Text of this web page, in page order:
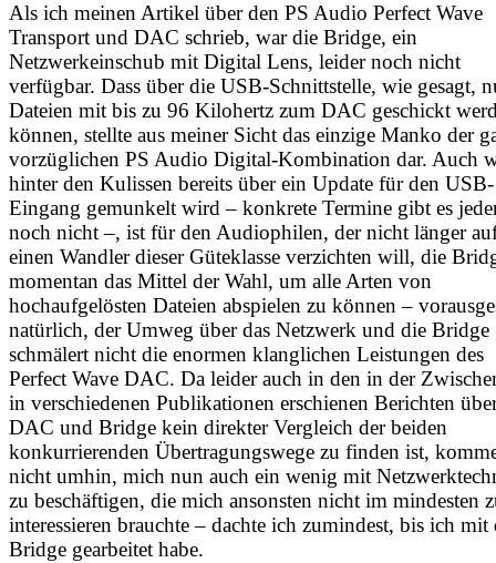
Als ich meinen Artikel über den PS Audio Perfect Wave
Transport und DAC schrieb, war die Bridge, ein
Netzwerkeinschub mit Digital Lens, leider noch nicht
verfügbar. Dass über die USB-Schnittstelle, wie gesagt,
Dateien mit bis zu 96 Kilohertz zum DAC geschickt
können, stellte aus meiner Sicht das einzige Manko der
vorzüglichen PS Audio Digital-Kombination dar. Auch
hinter den Kulissen bereits über ein Update für den USB-
Eingang gemunkelt wird – konkrete Termine gibt es
noch nicht –, ist für den Audiophilen, der nicht länger
einen Wandler dieser Güteklasse verzichten will, die
momentan das Mittel der Wahl, um alle Arten von
hochaufgelösten Dateien abspielen zu können –
natürlich, der Umweg über das Netzwerk und die Bridge
schmälert nicht die enormen klanglichen Leistungen des
Perfect Wave DAC. Da leider auch in den in der
in verschiedenen Publikationen erschienen Berichten
DAC und Bridge kein direkter Vergleich der beiden
konkurrierenden Übertragungswege zu finden ist,
nicht umhin, mich nun auch ein wenig mit
zu beschäftigen, die mich ansonsten nicht im mindesten
interessieren brauchte – dachte ich zumindest, bis ich mit
Bridge gearbeitet habe.